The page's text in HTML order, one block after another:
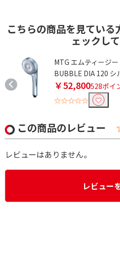
こちらの商品を見てい
ェックし
MTG エムティージ
BUBBLE DIA 120 シ
￥52,800528ポイ
☆☆☆☆☆
この商品のレビュー
レビューはありません。
レビュー